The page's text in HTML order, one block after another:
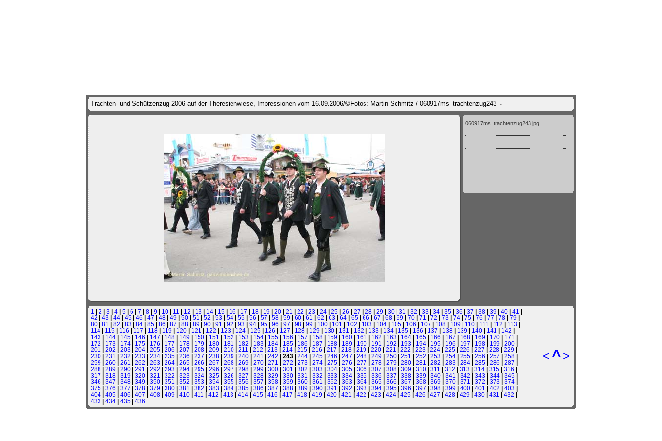
Trachten- und Schützenzug 2006 auf der Theresienwiese, Impressionen vom 16.09.2006/©Fotos: Martin Schmitz / 060917ms_trachtenzug243 -
060917ms_trachtenzug243.jpg
1 | 2 | 3 | 4 | 5 | 6 | 7 | 8 | 9 | 10 | 11 | 12 | 13 | 14 | 15 | 16 | 17 | 18 | 19 | 20 | 21 | 22 | 23 | 24 | 25 | 26 | 27 | 28 | 29 | 30 | 31 | 32 | 33 | 34 | 35 | 36 | 37 | 38 | 39 | 40 | 41 |
42 | 43 | 44 | 45 | 46 | 47 | 48 | 49 | 50 | 51 | 52 | 53 | 54 | 55 | 56 | 57 | 58 | 59 | 60 | 61 | 62 | 63 | 64 | 65 | 66 | 67 | 68 | 69 | 70 | 71 | 72 | 73 | 74 | 75 | 76 | 77 | 78 | 79 |
80 | 81 | 82 | 83 | 84 | 85 | 86 | 87 | 88 | 89 | 90 | 91 | 92 | 93 | 94 | 95 | 96 | 97 | 98 | 99 | 100 | 101 | 102 | 103 | 104 | 105 | 106 | 107 | 108 | 109 | 110 | 111 | 112 | 113 |
114 | 115 | 116 | 117 | 118 | 119 | 120 | 121 | 122 | 123 | 124 | 125 | 126 | 127 | 128 | 129 | 130 | 131 | 132 | 133 | 134 | 135 | 136 | 137 | 138 | 139 | 140 | 141 | 142 |
143 | 144 | 145 | 146 | 147 | 148 | 149 | 150 | 151 | 152 | 153 | 154 | 155 | 156 | 157 | 158 | 159 | 160 | 161 | 162 | 163 | 164 | 165 | 166 | 167 | 168 | 169 | 170 | 171 |
172 | 173 | 174 | 175 | 176 | 177 | 178 | 179 | 180 | 181 | 182 | 183 | 184 | 185 | 186 | 187 | 188 | 189 | 190 | 191 | 192 | 193 | 194 | 195 | 196 | 197 | 198 | 199 | 200 |
201 | 202 | 203 | 204 | 205 | 206 | 207 | 208 | 209 | 210 | 211 | 212 | 213 | 214 | 215 | 216 | 217 | 218 | 219 | 220 | 221 | 222 | 223 | 224 | 225 | 226 | 227 | 228 | 229 |
230 | 231 | 232 | 233 | 234 | 235 | 236 | 237 | 238 | 239 | 240 | 241 | 242 | 243 | 244 | 245 | 246 | 247 | 248 | 249 | 250 | 251 | 252 | 253 | 254 | 255 | 256 | 257 | 258 |
259 | 260 | 261 | 262 | 263 | 264 | 265 | 266 | 267 | 268 | 269 | 270 | 271 | 272 | 273 | 274 | 275 | 276 | 277 | 278 | 279 | 280 | 281 | 282 | 283 | 284 | 285 | 286 | 287 |
288 | 289 | 290 | 291 | 292 | 293 | 294 | 295 | 296 | 297 | 298 | 299 | 300 | 301 | 302 | 303 | 304 | 305 | 306 | 307 | 308 | 309 | 310 | 311 | 312 | 313 | 314 | 315 | 316 |
317 | 318 | 319 | 320 | 321 | 322 | 323 | 324 | 325 | 326 | 327 | 328 | 329 | 330 | 331 | 332 | 333 | 334 | 335 | 336 | 337 | 338 | 339 | 340 | 341 | 342 | 343 | 344 | 345 |
346 | 347 | 348 | 349 | 350 | 351 | 352 | 353 | 354 | 355 | 356 | 357 | 358 | 359 | 360 | 361 | 362 | 363 | 364 | 365 | 366 | 367 | 368 | 369 | 370 | 371 | 372 | 373 | 374 |
375 | 376 | 377 | 378 | 379 | 380 | 381 | 382 | 383 | 384 | 385 | 386 | 387 | 388 | 389 | 390 | 391 | 392 | 393 | 394 | 395 | 396 | 397 | 398 | 399 | 400 | 401 | 402 | 403 |
404 | 405 | 406 | 407 | 408 | 409 | 410 | 411 | 412 | 413 | 414 | 415 | 416 | 417 | 418 | 419 | 420 | 421 | 422 | 423 | 424 | 425 | 426 | 427 | 428 | 429 | 430 | 431 | 432 |
433 | 434 | 435 | 436
<^ >